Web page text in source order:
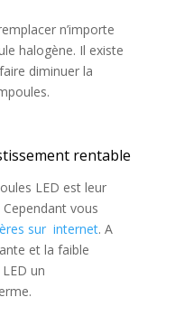
n’importe
halogène. Il existe
diminuer la
rentable
LED est leur
vous
sur internet. A
et la faible
un